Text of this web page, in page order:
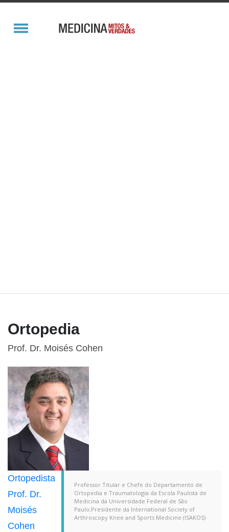
Ortopedia
Prof. Dr. Moisés Cohen
Professor Titular e Chefe do Departamento de
Ortopedia e Traumatologia da Escola Paulista de
Medicina da Universidade Federal de São
Paulo;Presidente da International Society of
Arthroscopy Knee and Sports Medicine (ISAKOS)
Ortopedista
Prof. Dr.
Moisés
Cohen